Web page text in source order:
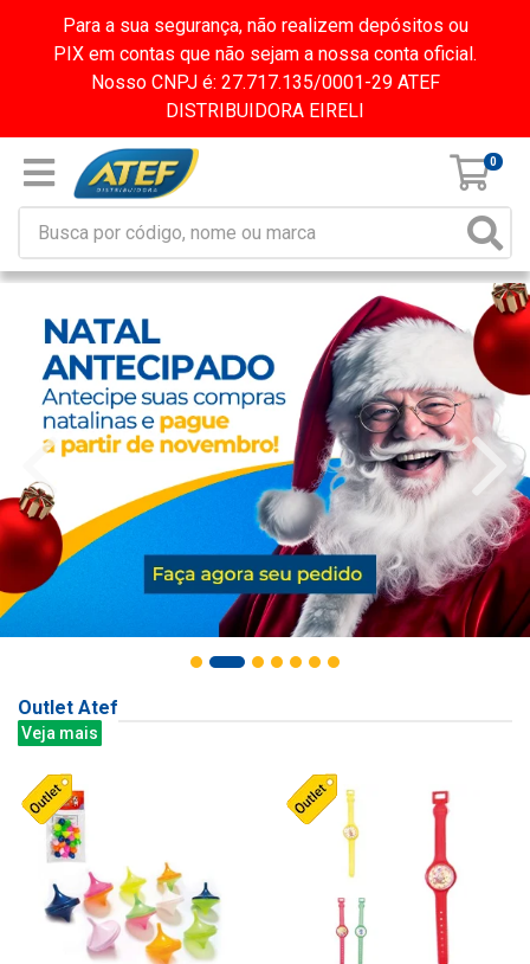
Para a sua segurança, não realizem depósitos ou
PIX em contas que não sejam a nossa conta oficial.
Nosso CNPJ é: 27.717.135/0001-29 ATEF
DISTRIBUIDORA EIRELI
0
Outlet Atef
Veja mais